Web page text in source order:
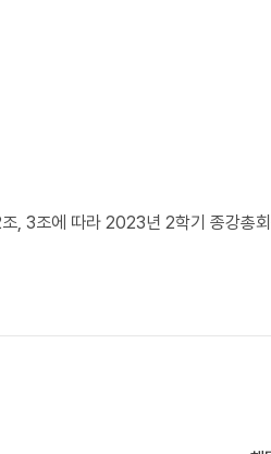
, 3조에 따라 2023년 2학기 종강총